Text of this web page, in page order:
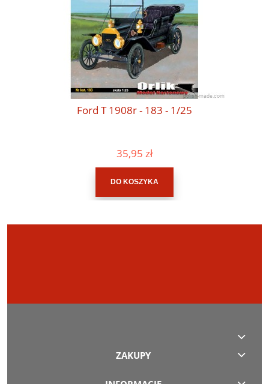
Ford T 1908r - 183 - 1/25
35,95 zł
DO KOSZYKA
ZAKUPY